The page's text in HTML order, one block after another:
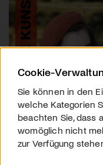
Cookie-
Sie können in den
welche Kategorien
beachten Sie, dass
womöglich nicht
zur Verfügung